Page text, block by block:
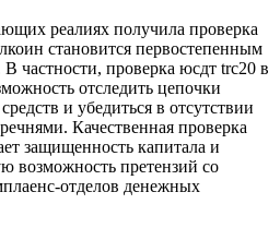
реалиях получила проверка
становится первостепенным
частности, проверка юсдт trc20 в
отследить цепочки
и убедиться в отсутствии
Качественная проверка
защищенность капитала и
возможность претензий со
отделов денежных